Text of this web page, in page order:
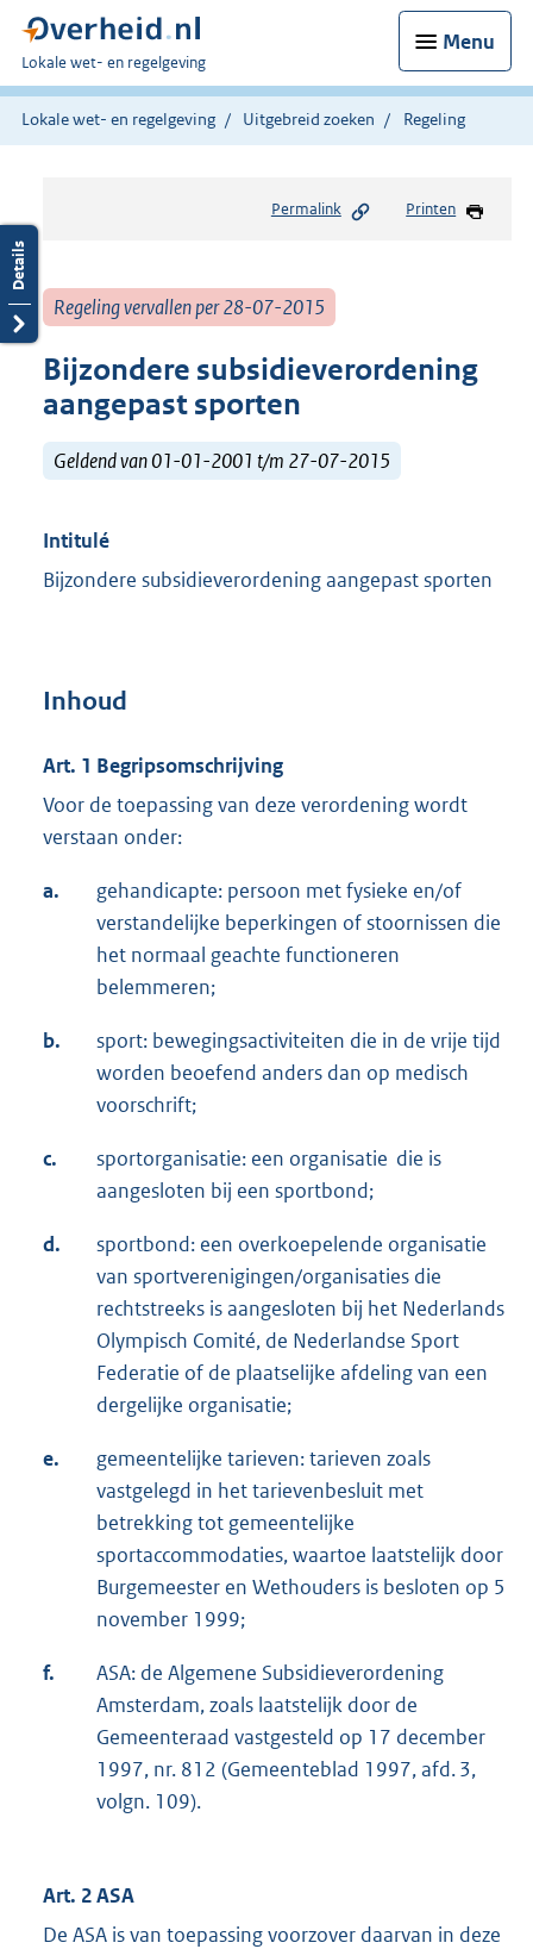
Menu
U
bent
hier:
Lokale wet- en regelgeving
Lokale wet- en regelgeving Uitgebreid zoeken Regeling
Permalink Printen
Regeling vervallen per 28-07-2015
Bijzondere subsidieverordening
aangepast sporten
Geldend van 01-01-2001 t/m 27-07-2015
Intitulé
Bijzondere subsidieverordening aangepast sporten
Inhoud
Art. 1 Begripsomschrijving
Voor de toepassing van deze verordening wordt
verstaan onder:
a.
gehandicapte: persoon met fysieke en/of
verstandelijke beperkingen of stoornissen die
het normaal geachte functioneren
belemmeren;
b.
sport: bewegingsactiviteiten die in de vrije tijd
worden beoefend anders dan op medisch
voorschrift;
c.
sportorganisatie: een organisatie die is
aangesloten bij een sportbond;
d.
sportbond: een overkoepelende organisatie
van sportverenigingen/organisaties die
rechtstreeks is aangesloten bij het Nederlands
Olympisch Comité, de Nederlandse Sport
Federatie of de plaatselijke afdeling van een
dergelijke organisatie;
e.
gemeentelijke tarieven: tarieven zoals
vastgelegd in het tarievenbesluit met
betrekking tot gemeentelijke
sportaccommodaties, waartoe laatstelijk door
Burgemeester en Wethouders is besloten op 5
november 1999;
f.
ASA: de Algemene Subsidieverordening
Amsterdam, zoals laatstelijk door de
Gemeenteraad vastgesteld op 17 december
1997, nr. 812 (Gemeenteblad 1997, afd. 3,
volgn. 109).
Art. 2 ASA
De ASA is van toepassing voorzover daarvan in deze